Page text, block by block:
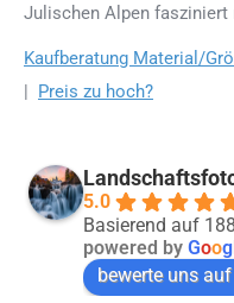
Julischen Alpen
Kaufberatung Material/
| Preis zu hoch?
5.0
Basierend auf
powered by Goog
bewerte uns auf